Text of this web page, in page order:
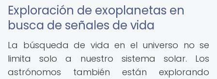
Exploración de exoplanetas en
busca de señales de vida
La búsqueda de vida en el universo no se
limita solo a nuestro sistema solar. Los
astrónomos también están explorando